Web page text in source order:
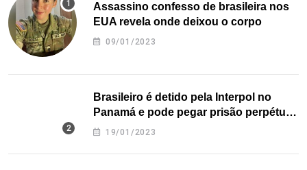
Assassino confesso de brasileira nos
EUA revela onde deixou o corpo
09/01/2023
Brasileiro é detido pela Interpol no
Panamá e pode pegar prisão perpétua
nos EUA
19/01/2023